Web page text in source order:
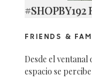
#SHOPBY192
FRIENDS &
Desde el
espacio se